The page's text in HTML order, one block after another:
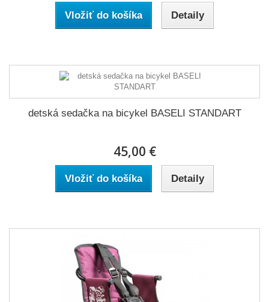
Vložiť do košíka Detaily
detská sedačka na bicykel BASELI STANDART
45,00 €
Vložiť do košíka Detaily